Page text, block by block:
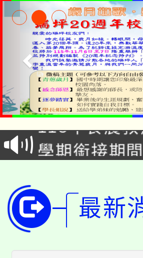
淨零綠生活
會
115年食農
程
學期銜接期
版
公告本校
代理(課)教
「2026金融
車」活動
桃園市115
最新